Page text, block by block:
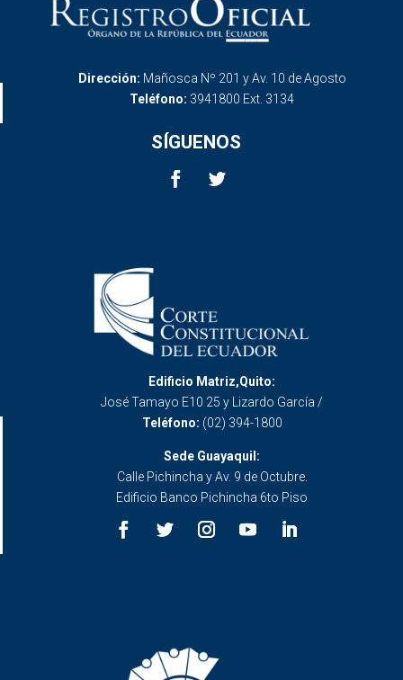
Dirección: Mañosca Nº 201 y Av. 10 de Agosto
Teléfono: 3941800 Ext. 3134
SÍGUENOS
Edificio Matriz,Quito:
José Tamayo E10 25 y Lizardo García /
Teléfono: (02) 394-1800
Sede Guayaquil:
Calle Pichincha y Av. 9 de Octubre.
Edificio Banco Pichincha 6to Piso